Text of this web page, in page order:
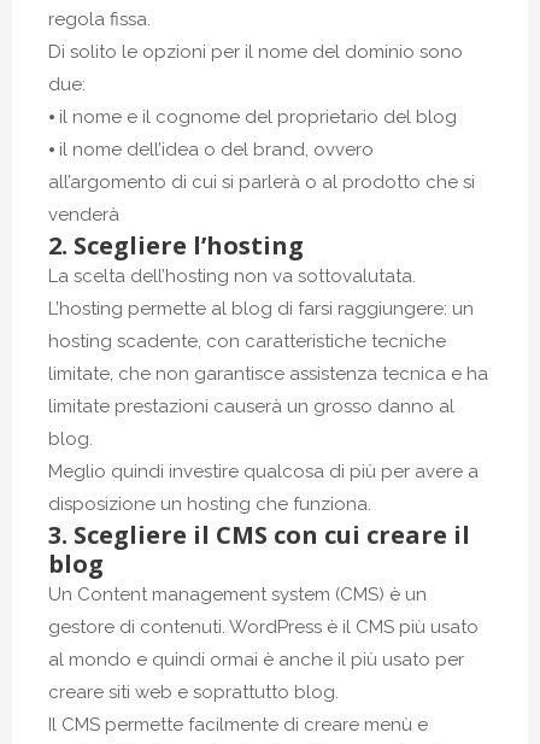
regola fissa.
Di solito le opzioni per il nome del dominio sono
due:
⦁ il nome e il cognome del proprietario del blog
⦁ il nome dell’idea o del brand, ovvero
all’argomento di cui si parlerà o al prodotto che si
venderà
2. Scegliere l’hosting
La scelta dell’hosting non va sottovalutata.
L’hosting permette al blog di farsi raggiungere: un
hosting scadente, con caratteristiche tecniche
limitate, che non garantisce assistenza tecnica e ha
limitate prestazioni causerà un grosso danno al
blog.
Meglio quindi investire qualcosa di più per avere a
disposizione un hosting che funziona.
3. Scegliere il CMS con cui creare il
blog
Un Content management system (CMS) è un
gestore di contenuti. WordPress è il CMS più usato
al mondo e quindi ormai è anche il più usato per
creare siti web e soprattutto blog.
Il CMS permette facilmente di creare menù e